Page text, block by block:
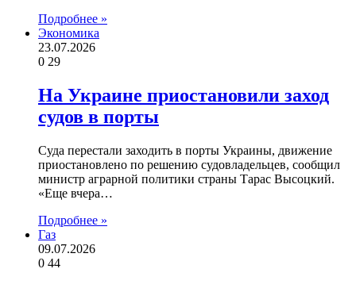
Подробнее »
Экономика
23.07.2026
0 29
На Украине приостановили заход
судов в порты
Суда перестали заходить в порты Украины, движение
приостановлено по решению судовладельцев, сообщил
министр аграрной политики страны Тарас Высоцкий.
«Еще вчера…
Подробнее »
Газ
09.07.2026
0 44